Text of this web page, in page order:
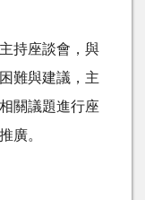
持座談會，與
難與建議，主
關議題進行座
廣。